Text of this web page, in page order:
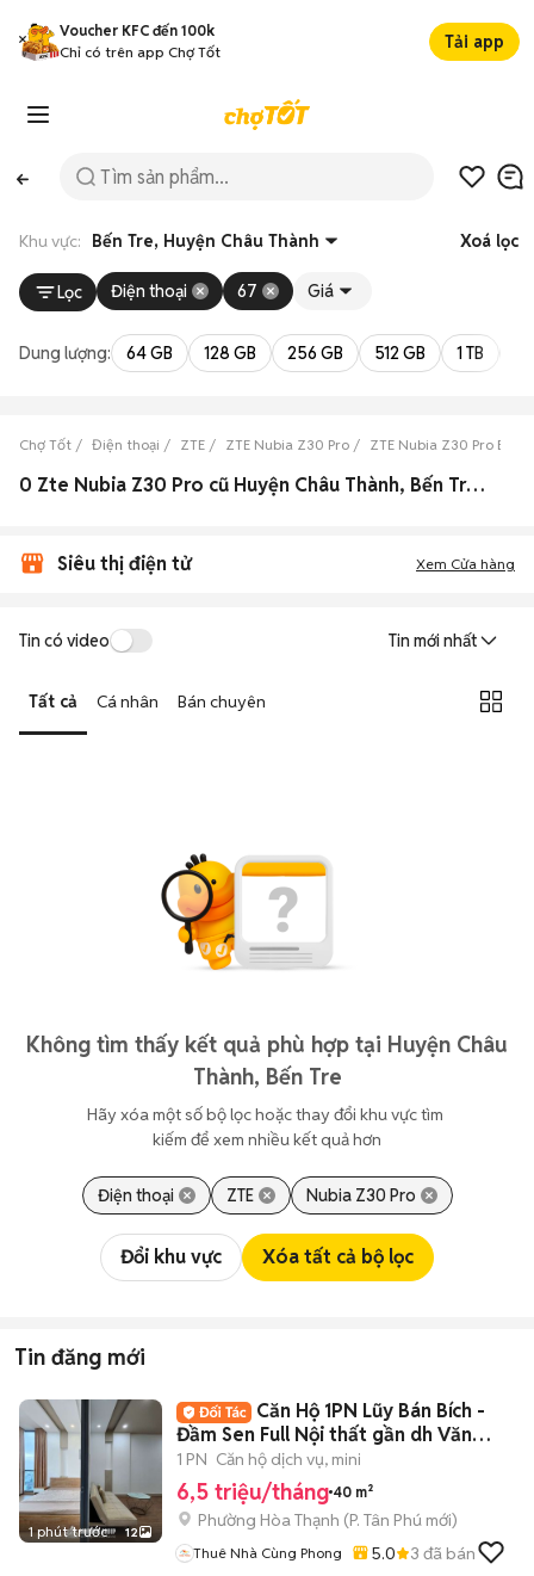
Voucher KFC đến 100k
Chỉ có trên app Chợ Tốt
Tải app
Khu vực: Bến Tre, Huyện Châu Thành Xoá lọc
Lọc Điện thoại 67 Giá
Dung lượng: 64 GB 128 GB 256 GB 512 GB 1 TB
Chợ Tốt Điện thoại ZTE ZTE Nubia Z30 Pro ZTE Nubia Z30 Pro Bến
0 Zte Nubia Z30 Pro cũ Huyện Châu Thành, Bến Tre đẹp
Siêu thị điện tử Xem Cửa hàng
Tin có video Tin mới nhất
Tất cả Cá nhân Bán chuyên
Không tìm thấy kết quả phù hợp tại Huyện Châu
Thành, Bến Tre
Hãy xóa một số bộ lọc hoặc thay đổi khu vực tìm
kiếm để xem nhiều kết quả hơn
Điện thoại ZTE Nubia Z30 Pro
Đổi khu vực Xóa tất cả bộ lọc
Tin đăng mới
1 phút trước 12
Căn Hộ 1PN Lũy Bán Bích -
Đầm Sen Full Nội thất gần dh Văn
Hiến
1 PN Căn hộ dịch vụ, mini
6,5 triệu/tháng 40 m²
Phường Hòa Thạnh (P. Tân Phú mới)
Thuê Nhà Cùng Phong 5.0 3 đã bán